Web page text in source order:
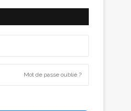
Mot de passe oublié ?